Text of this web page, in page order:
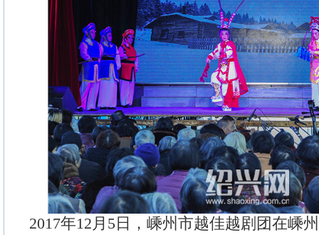
2017年12月5日，嵊州市越佳越剧团在嵊